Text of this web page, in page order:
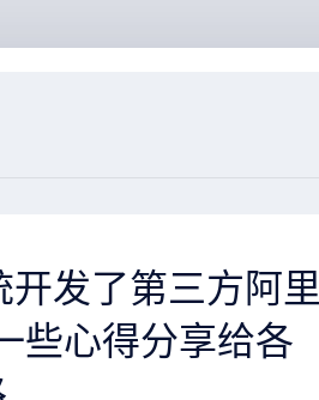
发了第三方阿里
些心得分享给各